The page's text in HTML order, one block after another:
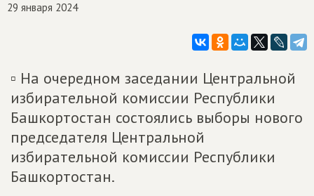
29 января 2024
▫ На очередном заседании Центральной
избирательной комиссии Республики
Башкортостан состоялись выборы нового
председателя Центральной
избирательной комиссии Республики
Башкортостан.